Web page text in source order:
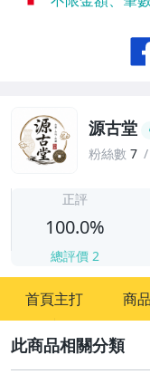
源古堂
粉絲數 7
正評
100.0%
總評價 2
首頁主打 商
其它
[全店] 周年慶